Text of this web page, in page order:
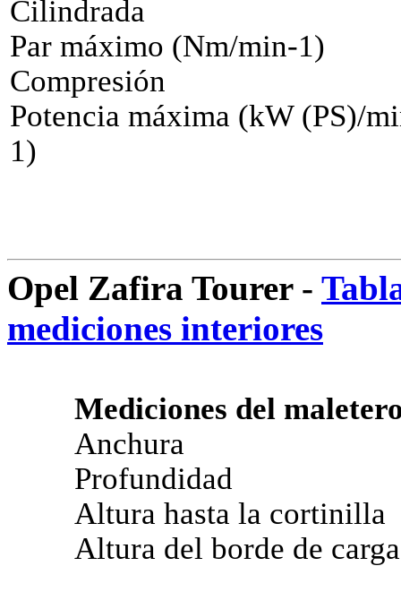
Cilindrada
Par máximo (Nm/min-1)
Compresión
Potencia máxima (kW (PS)/
1)
Opel Zafira Tourer -
mediciones interiores
Mediciones del
Anchura
Profundidad
Altura hasta la cortinilla
Altura del borde de carga